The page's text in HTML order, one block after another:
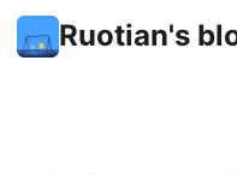
Ruotian's